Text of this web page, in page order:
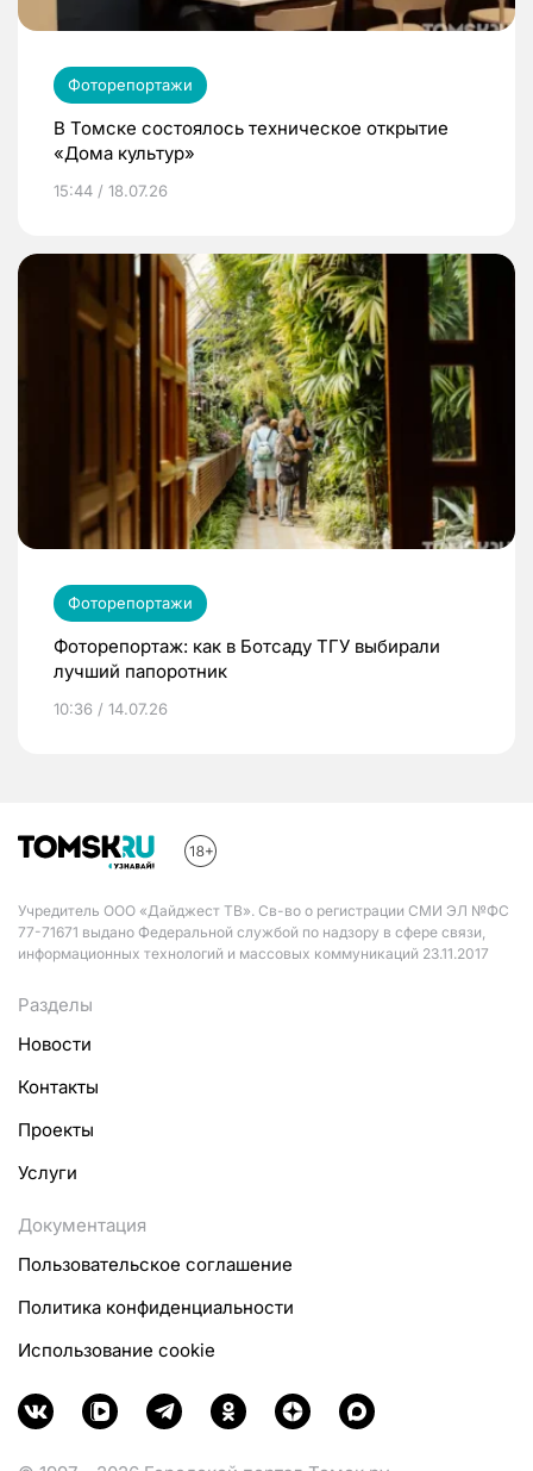
Фоторепортажи
В Томске состоялось техническое открытие
«Дома культур»
15:44 / 18.07.26
Фоторепортажи
Фоторепортаж: как в Ботсаду ТГУ выбирали
лучший папоротник
10:36 / 14.07.26
Учредитель ООО «Дайджест ТВ». Св-во о регистрации СМИ ЭЛ №ФС
77-71671 выдано Федеральной службой по надзору в сфере связи,
информационных технологий и массовых коммуникаций 23.11.2017
Разделы
Новости
Контакты
Проекты
Услуги
Документация
Пользовательское соглашение
Политика конфиденциальности
Использование cookie